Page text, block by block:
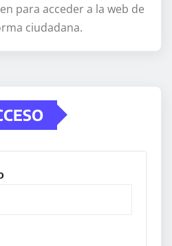
para acceder a la web de
ciudadana.